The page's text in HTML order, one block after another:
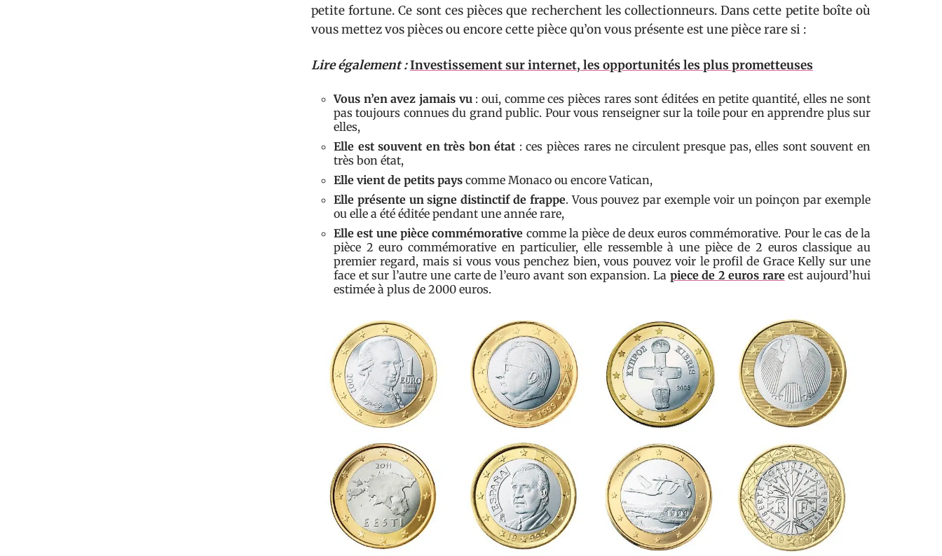
petite fortune. Ce sont ces pièces que recherchent les collectionneurs. Dans cette petite boîte où
vous mettez vos pièces ou encore cette pièce qu’on vous présente est une pièce rare si :
Lire également :Investissement sur internet, les opportunités les plus prometteuses
Vous n’en avez jamais vu : oui, comme ces pièces rares sont éditées en petite quantité, elles ne sont
pas toujours connues du grand public. Pour vous renseigner sur la toile pour en apprendre plus sur
elles,
Elle est souvent en très bon état : ces pièces rares ne circulent presque pas, elles sont souvent en
très bon état,
Elle vient de petits pays comme Monaco ou encore Vatican,
Elle présente un signe distinctif de frappe. Vous pouvez par exemple voir un poinçon par exemple
ou elle a été éditée pendant une année rare,
Elle est une pièce commémorative comme la pièce de deux euros commémorative. Pour le cas de la
pièce 2 euro commémorative en particulier, elle ressemble à une pièce de 2 euros classique au
premier regard, mais si vous vous penchez bien, vous pouvez voir le profil de Grace Kelly sur une
face et sur l’autre une carte de l’euro avant son expansion. La piece de 2 euros rareest aujourd’hui
estimée à plus de 2000 euros.